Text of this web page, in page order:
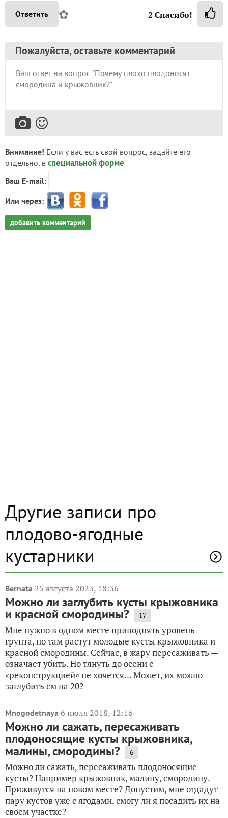
Ответить ✿ 2 Спасибо!
Пожалуйста, оставьте комментарий
Внимание! Если у вас есть свой вопрос, задайте его
отдельно, в специальной форме
Ваш E-mail:
Или через:
добавить комментарий
Другие записи про
плодово-ягодные
кустарники
Bernata 25 августа 2023, 18:36
Можно ли заглубить кусты крыжовника
и красной смородины? 17
Мне нужно в одном месте приподнять уровень
грунта, но там растут молодые кусты крыжовника и
красной смородины. Сейчас, в жару пересаживать —
означает убить. Но тянуть до осени с
«реконструкцией» не хочется… Может, их можно
заглубить см на 20?
Mnogodetnaya 6 июля 2018, 12:16
Можно ли сажать, пересаживать
плодоносящие кусты крыжовника,
малины, смородины? 6
Можно ли сажать, пересаживать плодоносящие
кусты? Например крыжовник, малину, смородину.
Приживутся на новом месте? Допустим, мне отдадут
пару кустов уже с ягодами, смогу ли я посадить их на
своем участке?